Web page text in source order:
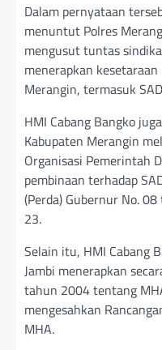
Dalam pernyataan
menuntut Polres
mengusut tuntas
menerapkan
Merangin, termasuk
HMI Cabang Bangko
Kabupaten Merangin
Organisasi Pemerintah
pembinaan terhadap
(Perda) Gubernur No.
23.
Selain itu, HMI Cabang
Jambi menerapkan
tahun 2004 tentang
mengesahkan
MHA.